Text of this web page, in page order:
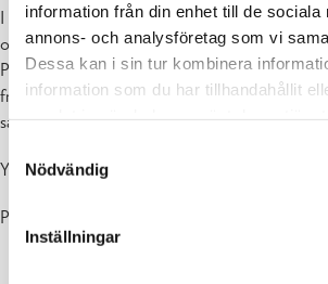
information från din enhet till de sociala
annons- och analysföretag som vi
Dessa kan i sin tur kombinera
information som du har tillhandahållit
Nödvändig
Inställningar
I Pojo kyrkby, nordost om korsningen mellan
och Åbovägen, ligger en före detta leråker
På åkern växer rikligt med blomsterlupin som
främmande art. Målet är att utrota lupinen,
samt skapa ett utflyktsmål för lokala
Yta: 7 000 m2
Plats: